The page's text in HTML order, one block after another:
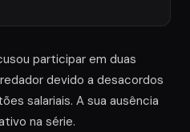
participar em duas
devido a desacordos
salariais. A sua ausência
na série.